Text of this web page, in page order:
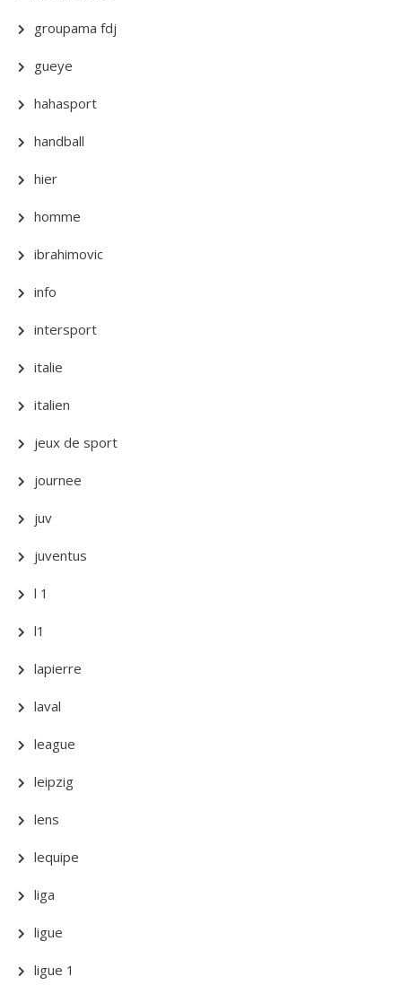
groupama fdj
gueye
hahasport
handball
hier
homme
ibrahimovic
info
intersport
italie
italien
jeux de sport
journee
juv
juventus
l 1
l1
lapierre
laval
league
leipzig
lens
lequipe
liga
ligue
ligue 1